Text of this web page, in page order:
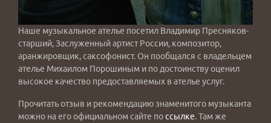
Наше музыкальное ателье посетил Владимир Пресняков-
старший, Заслуженный артист России, композитор,
аранжировщик, саксофонист. Он пообщался с владельцем
ателье Михаилом Порошиным и по достоинству оценил
высокое качество предоставляемых в ателье услуг.
Прочитать отзыв и рекомендацию знаменитого музыканта
можно на его официальном сайте поссылке. Там же